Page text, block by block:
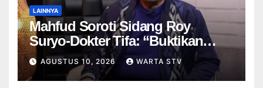
LAINNYA
Mahfud Soroti Sidang Roy
Suryo-Dokter Tifa: “Buktikan
Dulu Ijazah Jokowi Asli”
AGUSTUS 10, 2026 WARTA STV